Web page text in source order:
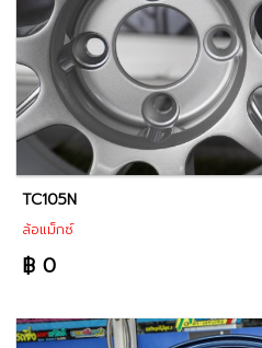
TC105N
ล้อแม็กซ์
฿ 0